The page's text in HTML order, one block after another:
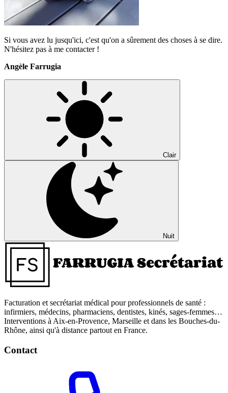
Si vous avez lu jusqu'ici, c'est qu'on a sûrement des choses à se dire.
N'hésitez pas à me contacter !
Angèle Farrugia
Clair
Nuit
Facturation et secrétariat médical pour professionnels de santé :
infirmiers, médecins, pharmaciens, dentistes, kinés, sages-femmes…
Interventions à Aix-en-Provence, Marseille et dans les Bouches-du-
Rhône, ainsi qu'à distance partout en France.
Contact